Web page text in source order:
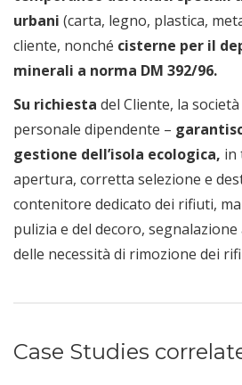
urbani (carta, legno, plastica,
cliente, nonché cisterne per il
minerali a norma DM 392/96.
Su richiesta del Cliente, la
personale dipendente –
gestione dell’isola ecologica, in
apertura, corretta selezione e
contenitore dedicato dei rifiuti,
pulizia e del decoro,
delle necessità di rimozione dei
Case Studies